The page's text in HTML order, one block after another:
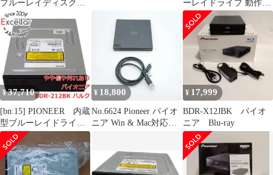
ブルーレイディスクド
ライブ パイオニア
ーレイドライブ 動作確
認済み 0708
¥37,710
[bn:15] PIONEER 内蔵
型ブルーレイドライ
ブ BDR-212BK
¥ 18,800
No.6624 Pioneer パイオ
ニア Win & Mac対応
BDドライブ ソフト無
モデル Windows11対応
¥ 17,999
BDR-X12JBK パイオ
ニア Blu-ray